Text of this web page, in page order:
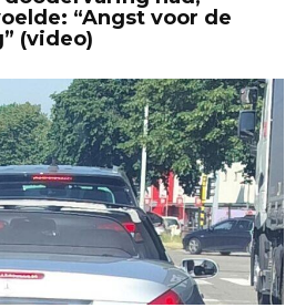
“Angst voor de
(video)